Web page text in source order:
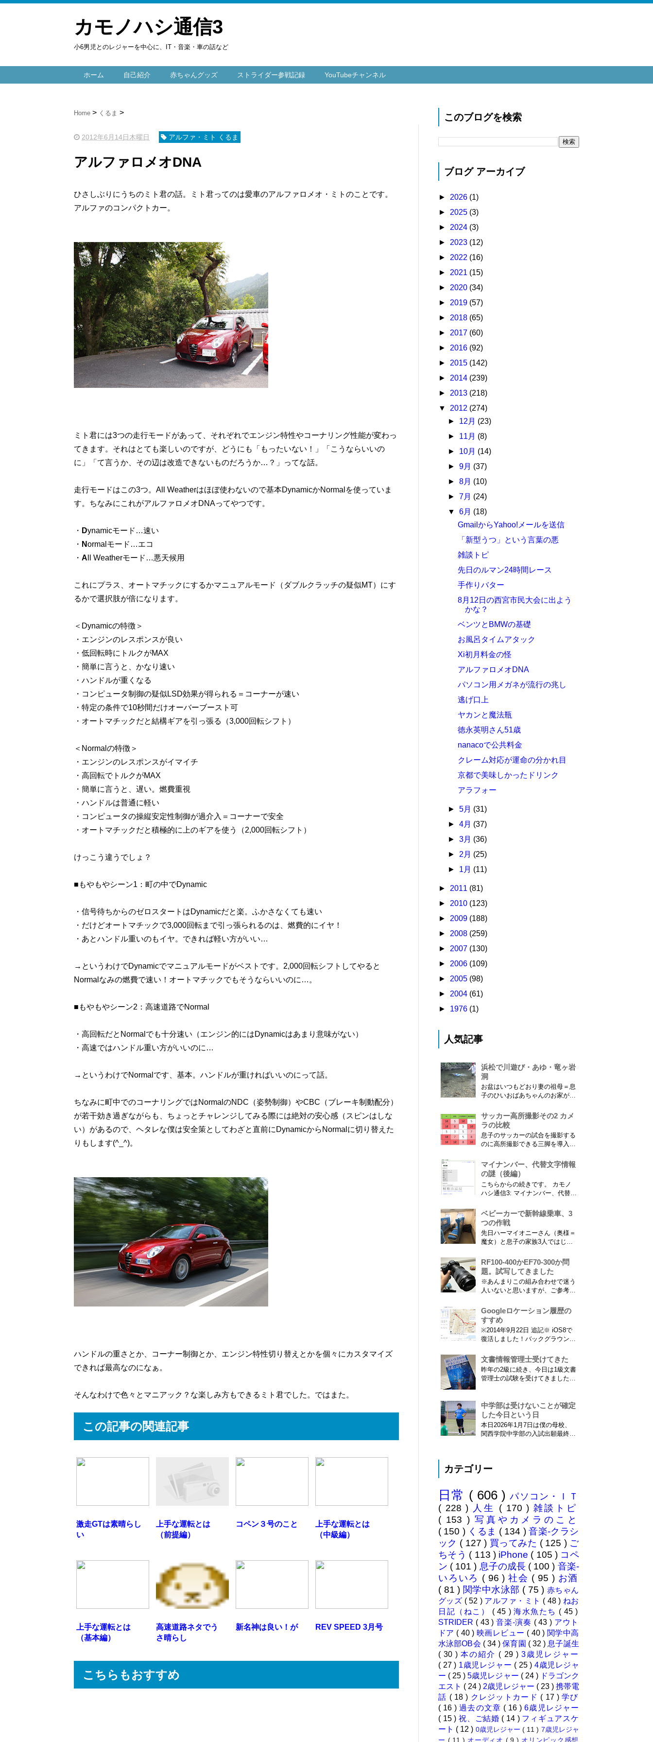
カモノハシ通信3
小6男児とのレジャーを中心に、IT・音楽・車の話など
ホーム 自己紹介 赤ちゃんグッズ ストライダー参戦記録 YouTubeチャンネル
Home くるま
2012年6月14日木曜日 アルファ・ミト くるま
アルファロメオDNA
ひさしぶりにうちのミト君の話。ミト君ってのは愛車のアルファロメオ・ミトのことです。
アルファのコンパクトカー。
ミト君には3つの走行モードがあって、それぞれでエンジン特性やコーナリング性能が変わっ
てきます。それはとても楽しいのですが、どうにも「もったいない！」「こうならいいの
に」「て言うか、その辺は改造できないものだろうか…？」ってな話。
走行モードはこの3つ。All Weatherはほぼ使わないので基本DynamicかNormalを使っていま
す。ちなみにこれがアルファロメオDNAってやつです。
・ Dynamicモード…速い
・ Normalモード…エコ
・ A ll Weatherモード…悪天候用
これにプラス、オートマチックにするかマニュアルモード（ダブルクラッチの疑似MT）にす
るかで選択肢が倍になります。
＜Dynamicの特徴＞
・エンジンのレスポンスが良い
・低回転時にトルクがMAX
・簡単に言うと、かなり速い
・ハンドルが重くなる
・コンピュータ制御の疑似LSD効果が得られる＝コーナーが速い
・特定の条件で10秒間だけオーバーブースト可
・オートマチックだと結構ギアを引っ張る（3,000回転シフト）
＜Normalの特徴＞
・エンジンのレスポンスがイマイチ
・高回転でトルクがMAX
・簡単に言うと、遅い。燃費重視
・ハンドルは普通に軽い
・コンピュータの操縦安定性制御が過介入＝コーナーで安全
・オートマチックだと積極的に上のギアを使う（2,000回転シフト）
けっこう違うでしょ？
■もやもやシーン1：町の中でDynamic
・信号待ちからのゼロスタートはDynamicだと楽。ふかさなくても速い
・だけどオートマチックで3,000回転まで引っ張られるのは、燃費的にイヤ！
・あとハンドル重いのもイヤ。できれば軽い方がいい…
→というわけでDynamicでマニュアルモードがベストです。2,000回転シフトしてやると
Normalなみの燃費で速い！オートマチックでもそうならいいのに…。
■もやもやシーン2：高速道路でNormal
・高回転だとNormalでも十分速い（エンジン的にはDynamicはあまり意味がない）
・高速ではハンドル重い方がいいのに…
→というわけでNormalです、基本。ハンドルが重ければいいのにって話。
ちなみに町中でのコーナリングではNormalのNDC（姿勢制御）やCBC（ブレーキ制動配分）
が若干効き過ぎながらも、ちょっとチャレンジしてみる際には絶対の安心感（スピンはしな
い）があるので、ヘタレな僕は安全策としてわざと直前にDynamicからNormalに切り替えた
りもします(^_^)。
ハンドルの重さとか、コーナー制御とか、エンジン特性切り替えとかを個々にカスタマイズ
できれば最高なのになぁ。
そんなわけで色々とマニアック？な楽しみ方もできるミト君でした。ではまた。
この記事の関連記事
激走GTは素晴らし
い
上手な運転とは
（前提編）
コペン３号のこと
上手な運転とは
（中級編）
上手な運転とは
（基本編）
高速道路ネタでう
さ晴らし
新名神は良い！が REV SPEED 3月号
こちらもおすすめ
このブログを検索
ブログ アーカイブ
► 2026 (1)
► 2025 (3)
► 2024 (3)
► 2023 (12)
► 2022 (16)
► 2021 (15)
► 2020 (34)
► 2019 (57)
► 2018 (65)
► 2017 (60)
► 2016 (92)
► 2015 (142)
► 2014 (239)
► 2013 (218)
▼ 2012 (274)
► 12月 (23)
► 11月 (8)
► 10月 (14)
►9月 (37)
►8月 (10)
►7月 (24)
▼6月 (18)
GmailからYahoo!メールを送信
「新型うつ」という言葉の悪
雑談トピ
先日のルマン24時間レース
手作りバター
8月12日の西宮市民大会に出よう
かな？
ベンツとBMWの基礎
お風呂タイムアタック
Xi初月料金の怪
アルファロメオDNA
パソコン用メガネが流行の兆し
逃げ口上
ヤカンと魔法瓶
徳永英明さん51歳
nanacoで公共料金
クレーム対応が運命の分かれ目
京都で美味しかったドリンク
アラフォー
►5月 (31)
►4月 (37)
►3月 (36)
► 2月 (25)
► 1月 (11)
► 2011 (81)
► 2010 (123)
► 2009 (188)
► 2008 (259)
► 2007 (130)
► 2006 (109)
► 2005 (98)
► 2004 (61)
► 1976 (1)
人気記事
浜松で川遊び・あゆ・竜ヶ岩
洞
お盆はいつもどおり妻の祖母＝息
子のひいおばあちゃんのお家があ
ばあちゃんがご健在なのはとって
もありがたいことです。 5歳vs88
歳 ひいおばあちゃんとの対決！
カモノハシ通信3 神宮寺川で水遊
び、下の方に動画も付けてます
サッカー高所撮影その2 カメ
ラの比較
息子のサッカーの試合を撮影する
のに高所撮影できる三脚を導入し
さからフィールド全体（少年用な
ので大人用の半分の大きさです）
を撮影できればカメラを放置して
の撮影ができますし、選手のポジ
ショニングを俯瞰で見てあとから
問題...
マイナンバー、代替文字情報
の謎（後編）
こちらからの続きです。 カモノ
ハシ通信3: マイナンバー、代替文
供の名前に使える漢字には制限が
あります。たまに使える漢字が増
えたり減ったりしてニュースにな
ってますよね。（2015年１月には
「巫」の字が人名漢字に追加され
ベビーカーで新幹線乗車、3
つの作戦
先日ハーマイオニーさん（奥様＝
魔女）と息子の家族3人ではじめ
た。息子はまだ8ヶ月なので基本
ヒザの上なのですが、問題はベビ
ーカーをどうするか。色々事前に
調べたことと、実際に乗ってわか
ったことをご報告いたします！ ※
ので...
RF100-400かEF70-300か問
題。試写してきました
※あんまりこの組み合わせで迷う
人いないと思いますが、ご参考に
とにご注意ください。 息子がサ
ッカーを始めたことで望遠レンズ
をつけての撮影機会がまた増えて
きました。使っているのは EF70-
300mm F4-5.6 IS USM というレ
Googleロケーション履歴の
すすめ
※2014年9月22日 追記※ iOS8で
復活しました！バックグラウンド
iPhone 6 Plusで確認しました。
カモノハシ通信3: Googleロケー
ション履歴がiOS8で復活！
※2013年11月8日 追記※ 残念な
文書情報管理士受けてきた
昨年の2級に続き、今日は1級文書
管理士の試験を受けてきました。
かしい…。 ※後日追記※ 無事合
格してました。しかも成績が上位
3名以内？とかで表彰してもらい
ました\( ˆoˆ )/ 文書の取り扱いや
中学部は受けないことが確定
した今日という日
本日2026年1月7日は僕の母校、
関西学院中学部の入試出願最終日
分の息子が12歳になったら母校中
その可能性がほぼなくなったこと
は...
カテゴリー
日常 ( 606 )パソコン・ＩＴ
( 228 ) 人生 ( 170 ) 雑談トピ
( 153 ) 写真やカメラのこと
( 150 ) くるま ( 134 )音楽-クラシ
ック ( 127 ) 買ってみた ( 125 ) ご
ちそう ( 113 ) iPhone ( 105 ) コペ
ン ( 101 ) 息子の成長 ( 100 ) 音楽-
いろいろ ( 96 )社会 ( 95 ) お酒
( 81 ) 関学中水泳部 ( 75 ) 赤ちゃん
グッズ ( 52 ) アルファ・ミト ( 48 ) ねお
日記（ねこ） ( 45 ) 海水魚たち ( 45 )
STRIDER ( 43 )音楽-演奏 ( 43 ) アウト
ドア ( 40 ) 映画レビュー ( 40 ) 関学中高
水泳部OB会 ( 34 )保育園 ( 32 ) 息子誕生
( 30 )本の紹介 ( 29 ) 3歳児レジャー
( 27 ) 1歳児レジャー ( 25 ) 4歳児レジャ
ー ( 25 )5歳児レジャー ( 24 ) ドラゴンク
エスト ( 24 ) 2歳児レジャー ( 23 ) 携帯電
話 ( 18 ) クレジットカード ( 17 )学び
( 16 )過去の文章 ( 16 )6歳児レジャー
( 15 )祝、ご結婚 ( 14 ) フィギュアスケ
ート ( 12 ) 0歳児レジャー( 11 ) 7歳児レジャ
ー ( 11 ) オーディオ ( 9 ) オリンピック感想